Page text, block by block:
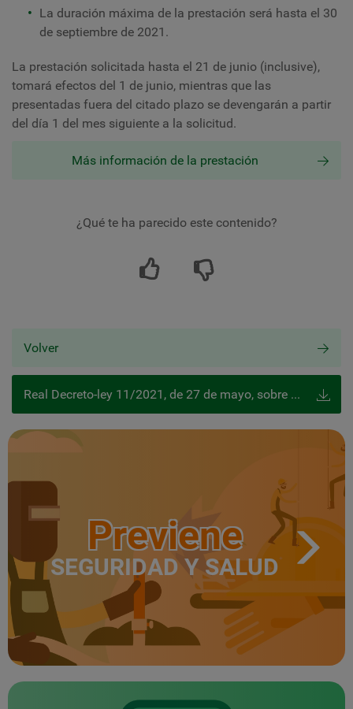
La duración máxima de la prestación será hasta el 30
de septiembre de 2021.
La prestación solicitada hasta el 21 de junio (inclusive),
tomará efectos del 1 de junio, mientras que las
presentadas fuera del citado plazo se devengarán a partir
del día 1 del mes siguiente a la solicitud.
Más información de la prestación
¿Qué te ha parecido este contenido?
Volver
Real Decreto-ley 11/2021, de 27 de mayo, sobre medidas urgentes para la defensa del empleo, la reactivación económica y la protección de los trabajadores autónomos
Previene
SEGURIDAD Y SALUD